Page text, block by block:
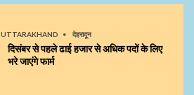
UTTARAKHAND देहरादून
दिसंबर से पहले ढाई हजार से अधिक पदों के लिए
भरे जाएंगे फार्म